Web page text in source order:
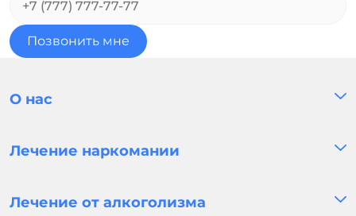
Позвонить мне
О нас
Лечение наркомании
Лечение от алкоголизма